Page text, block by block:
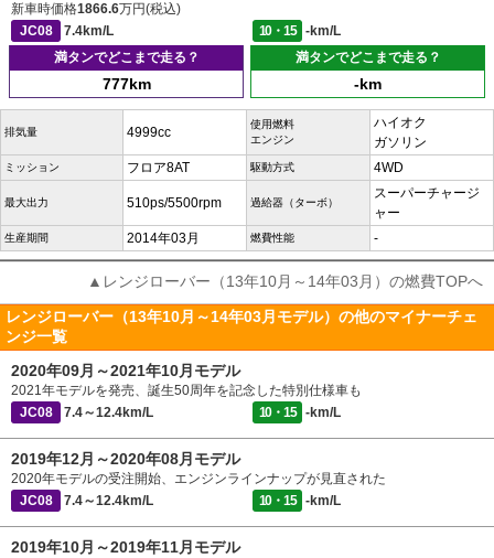
新車時価格1866.6万円(税込)
JC08
7.4km/L 10・15
-km/L
満タンでどこまで走る？
777km
満タンでどこまで走る？
-km
排気量 4999cc
使用燃料
エンジン
ハイオク
ガソリン
ミッション フロア8AT 駆動方式 4WD
最大出力 510ps/5500rpm 過給器（ターボ）
スーパーチャージ
ャー
生産期間 2014年03月 燃費性能 -
▲レンジローバー（13年10月～14年03月）の燃費TOPへ
レンジローバー（13年10月～14年03月モデル）の他のマイナーチェ
ンジ一覧
2020年09月～2021年10月モデル
2021年モデルを発売、誕生50周年を記念した特別仕様車も
JC08
7.4～12.4km/L 10・15 -km/L
2019年12月～2020年08月モデル
2020年モデルの受注開始、エンジンラインナップが見直された
JC08
7.4～12.4km/L 10・15 -km/L
2019年10月～2019年11月モデル